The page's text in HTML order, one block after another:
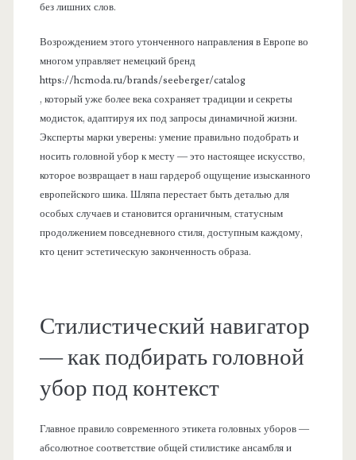
без лишних слов.
Возрождением этого утонченного направления в Европе во
многом управляет немецкий бренд
https://hcmoda.ru/brands/seeberger/catalog
, который уже более века сохраняет традиции и секреты
модисток, адаптируя их под запросы динамичной жизни.
Эксперты марки уверены: умение правильно подобрать и
носить головной убор к месту — это настоящее искусство,
которое возвращает в наш гардероб ощущение изысканного
европейского шика. Шляпа перестает быть деталью для
особых случаев и становится органичным, статусным
продолжением повседневного стиля, доступным каждому,
кто ценит эстетическую законченность образа.
Стилистический навигатор
— как подбирать головной
убор под контекст
Главное правило современного этикета головных уборов —
абсолютное соответствие общей стилистике ансамбля и